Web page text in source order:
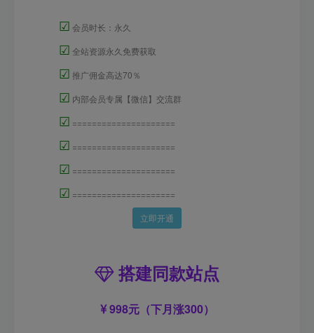
☑ 会员时长：永久
☑ 全站资源永久免费获取
☑ 推广佣金高达70％
☑ 内部会员专属【微信】交流群
☑ =====================
☑ =====================
☑ =====================
☑ =====================
立即开通
搭建同款站点
998元（下月涨300）